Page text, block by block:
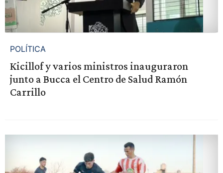
POLÍTICA
Kicillof y varios ministros inauguraron
junto a Bucca el Centro de Salud Ramón
Carrillo